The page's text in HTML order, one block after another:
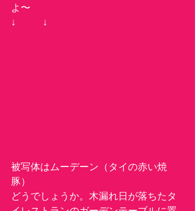
よ〜
↓           ↓
被写体はムーデーン（タイの赤い焼
豚）
どうでしょうか。木漏れ日が落ちたタ